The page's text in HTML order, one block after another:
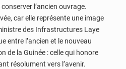
l’ancien ouvrage.
car elle représente une image
des Infrastructures Laye
entre l’ancien et le nouveau
de la Guinée : celle qui honore
résolument vers l’avenir.